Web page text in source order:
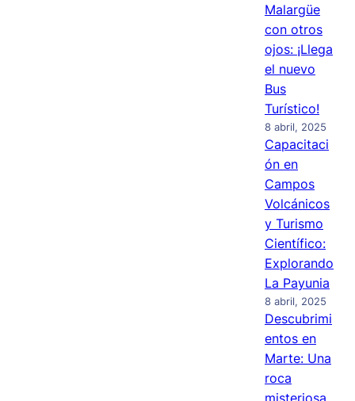
Malargüe
con otros
ojos: ¡Llega
el nuevo
Bus
Turístico!
8 abril, 2025
Capacitaci
ón en
Campos
Volcánicos
y Turismo
Científico:
Explorando
La Payunia
8 abril, 2025
Descubrimi
entos en
Marte: Una
roca
misteriosa